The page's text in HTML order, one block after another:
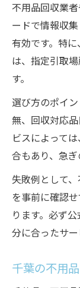
家電
関係
千
クル
収の
千葉
分す
不用
への
不用品回収業
ードで情報収
有効です。特
は、指定引取
す。
選び方のポイ
無、回収対応
ビスによって
合もあり、急ぎ
失敗例として
を事前に確認
ります。必ず
分に合ったサー
千葉の不用